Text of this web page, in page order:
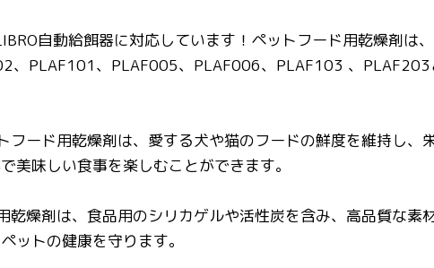
自動給餌器に対応しています！ペットフード用乾燥剤は
、PLAF101、PLAF005、PLAF006、PLAF103 、PLAF203
ード用乾燥剤は、愛する犬や猫のフードの鮮度を維持し、
美味しい食事を楽しむことができます。
乾燥剤は、食品用のシリカゲルや活性炭を含み、高品質な素
ットの健康を守ります。